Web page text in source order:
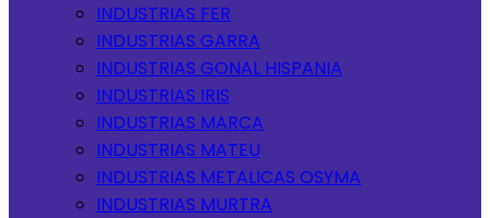
INDUSTRIAS FER
INDUSTRIAS GARRA
INDUSTRIAS GONAL HISPANIA
INDUSTRIAS IRIS
INDUSTRIAS MARCA
INDUSTRIAS MATEU
INDUSTRIAS METALICAS OSYMA
INDUSTRIAS MURTRA